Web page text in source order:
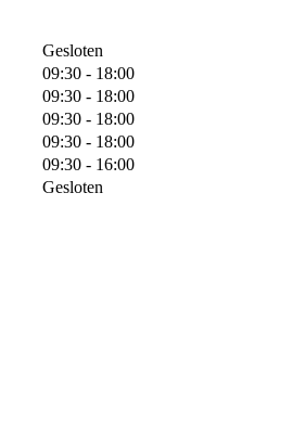
Gesloten
09:30 - 18:00
09:30 - 18:00
09:30 - 18:00
09:30 - 18:00
09:30 - 16:00
Gesloten